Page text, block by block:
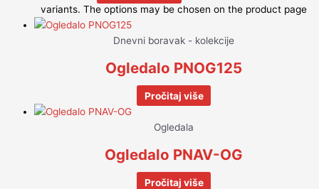
variants. The options may be chosen on the product page
Dnevni boravak - kolekcije
Ogledalo PNOG125
Pročitaj više
Ogledala
Ogledalo PNAV-OG
Pročitaj više